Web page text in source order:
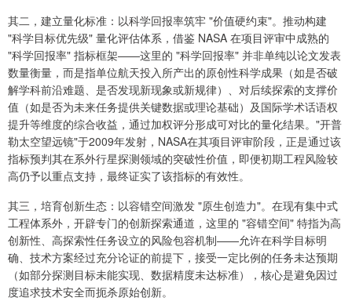
其二，建立量化标准：以科学回报率筑牢 "价值硬约束"。推动构建
"科学目标优先级" 量化评估体系，借鉴 NASA 在项目评审中成熟的
"科学回报率" 指标框架——这里的 "科学回报率" 并非单纯以论文发表
数量衡量，而是指单位航天投入所产出的原创性科学成果（如是否破
解学科前沿难题、是否发现新现象或新规律）、对后续探索的支撑价
值（如是否为未来任务提供关键数据或理论基础）及国际学术话语权
提升等维度的综合收益，通过加权评分形成可对比的量化结果。"开普
勒太空望远镜"于2009年发射，NASA在其项目评审阶段，正是通过该
指标预判其在系外行星探测领域的突破性价值，即便初期工程风险较
高仍予以重点支持，最终证实了该指标的有效性。
其三，培育创新生态：以容错空间激发 "原生创造力"。在现有集中式
工程体系外，开辟专门的创新探索通道，这里的 "容错空间" 特指为高
创新性、高探索性任务设立的风险包容机制——允许在科学目标明
确、技术方案经过充分论证的前提下，接受一定比例的任务未达预期
（如部分探测目标未能实现、数据精度未达标准），核心是避免因过
度追求技术安全而扼杀原始创新。